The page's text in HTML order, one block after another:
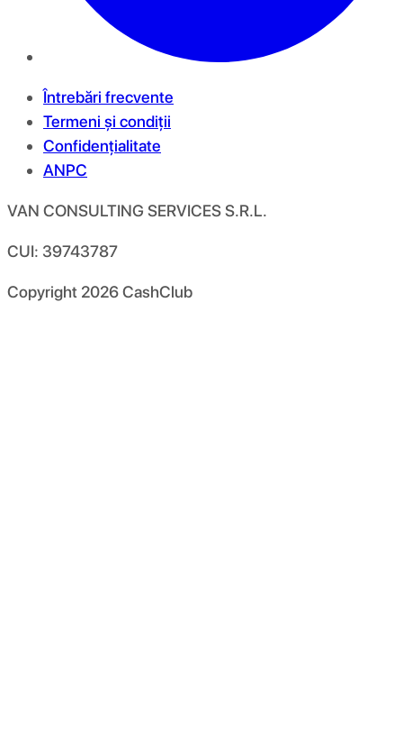
Întrebări frecvente
Termeni și condiții
Confidențialitate
ANPC
VAN CONSULTING SERVICES S.R.L.
CUI: 39743787
Copyright 2026CashClub